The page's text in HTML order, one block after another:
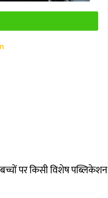
पर किसी विशेष पब्लिकेशन